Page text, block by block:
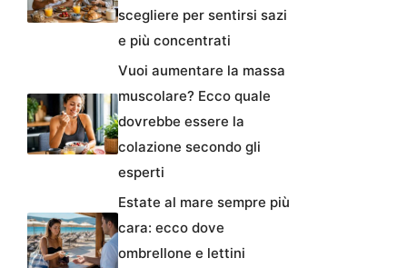
scegliere per sentirsi sazi
e più concentrati
Vuoi aumentare la massa
muscolare? Ecco quale
dovrebbe essere la
colazione secondo gli
esperti
Estate al mare sempre più
cara: ecco dove
ombrellone e lettini